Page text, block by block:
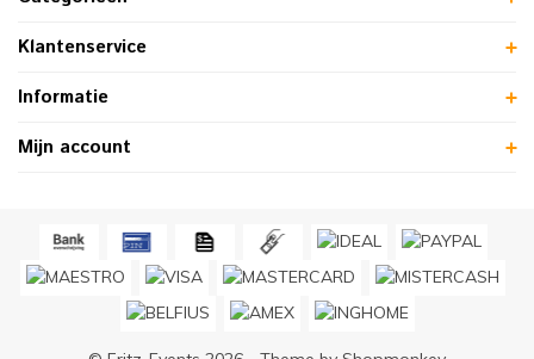
Klantenservice
Informatie
Mijn account